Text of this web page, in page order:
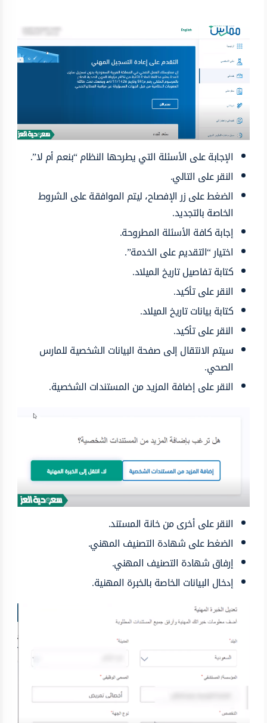
الإجابة على الأسئلة التي يطرحها النظام “بنعم أم لا”.
النقر على التالي.
الضغط على زر الإفصاح، ليتم الموافقة على الشروط
الخاصة بالتجديد.
إجابة كافة الأسئلة المطروحة.
اختيار “التقديم على الخدمة”.
كتابة تفاصيل تاريخ الميلاد.
النقر على تأكيد.
كتابة بيانات تاريخ الميلاد.
النقر على تأكيد.
سيتم الانتقال إلى صفحة البيانات الشخصية للمارس
الصحي.
النقر على إضافة المزيد من المستندات الشخصية.
النقر على أخرى من خانة المستند.
الضغط على شهادة التصنيف المهني.
إرفاق شهادة التصنيف المهني.
إدخال البيانات الخاصة بالخبرة المهنية.